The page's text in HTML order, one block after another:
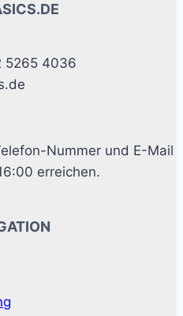
5265 4036
Nummer und E-Mail
erreichen.